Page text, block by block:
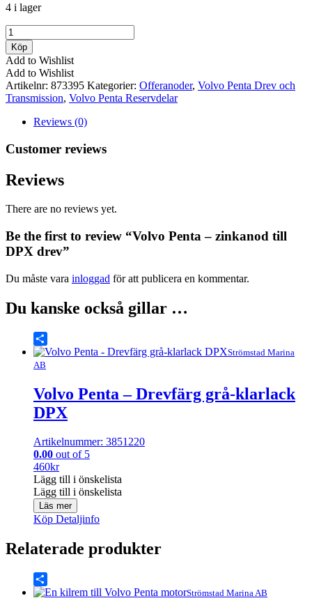
4 i lager
Volvo
Penta
-
zinkanod
till
DPX
drev
mängd
Köp
Add to Wishlist
Add to Wishlist
Artikelnr: 873395 Kategorier: Offeranoder, Volvo Penta Drev och
Transmission, Volvo Penta Reservdelar
Reviews (0)
Customer reviews
Reviews
There are no reviews yet.
Be the first to review “Volvo Penta – zinkanod till
DPX drev”
Du måste vara inloggad för att publicera en kommentar.
Du kanske också gillar …
Share
Strömstad Marina
AB
Volvo Penta – Drevfärg grå-klarlack
DPX
Artikelnummer: 3851220
0.00 out of 5
460kr
Lägg till i önskelista
Lägg till i önskelista
Läs mer
Köp Detaljinfo
Relaterade produkter
Share Strömstad Marina AB